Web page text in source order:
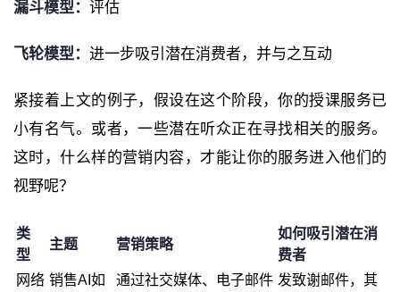
漏斗模型： 评估
飞轮模型： 进一步吸引潜在消费者，并与之互动
紧接着上文的例子，假设在这个阶段，你的授课服务已
小有名气。或者，一些潜在听众正在寻找相关的服务。
这时，什么样的营销内容，才能让你的服务进入他们的
视野呢？
类
型
主题 营销策略
如何吸引潜在消
费者
网络 销售AI 如
通过社交媒体、电子邮件 发致谢邮件，其